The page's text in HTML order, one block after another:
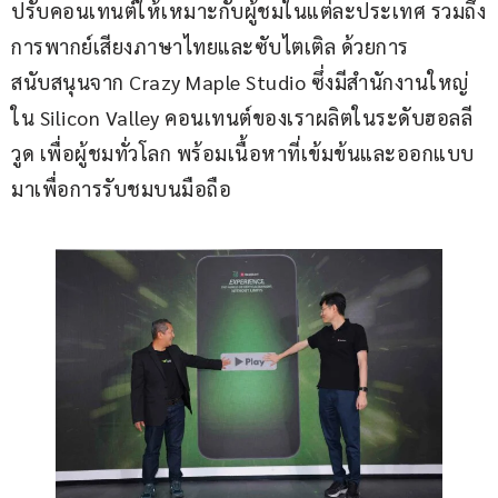
ปรับคอนเทนต์ให้เหมาะกับผู้ชมในแต่ละประเทศ รวมถึง
การพากย์เสียงภาษาไทยและซับไตเติล ด้วยการ
สนับสนุนจาก Crazy Maple Studio ซึ่งมีสำนักงานใหญ่
ใน Silicon Valley คอนเทนต์ของเราผลิตในระดับฮอลลี
วูด เพื่อผู้ชมทั่วโลก พร้อมเนื้อหาที่เข้มข้นและออกแบบ
มาเพื่อการรับชมบนมือถือ